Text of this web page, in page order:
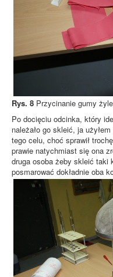
Rys. 8 Przycinanie gumy
Po docięciu odcinka, który
należało go skleić, ja
tego celu, choć sprawił
prawie natychmiast się ona
druga osoba żeby skleić taki
posmarować dokładnie oba